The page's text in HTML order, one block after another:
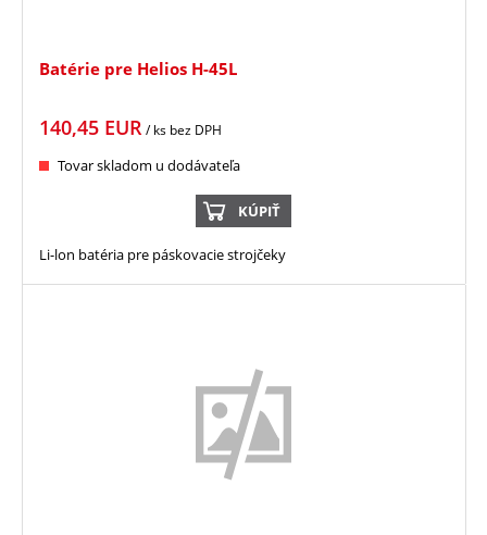
Batérie pre Helios H-45L
140,45 EUR/ ks bez DPH
Tovar skladom u dodávateľa
KÚPIŤ
Li-lon batéria pre páskovacie strojčeky